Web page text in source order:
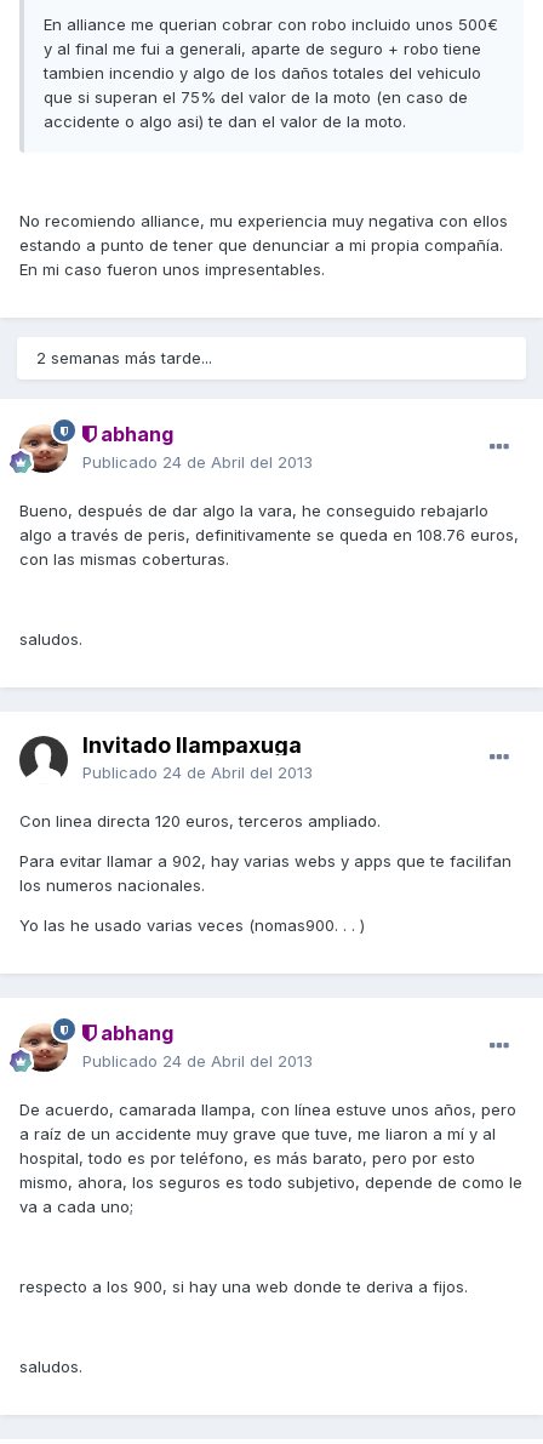
En alliance me querian cobrar con robo incluido unos 500€
y al final me fui a generali, aparte de seguro + robo tiene
tambien incendio y algo de los daños totales del vehiculo
que si superan el 75% del valor de la moto (en caso de
accidente o algo asi) te dan el valor de la moto.
No recomiendo alliance, mu experiencia muy negativa con ellos
estando a punto de tener que denunciar a mi propia compañía.
En mi caso fueron unos impresentables.
2 semanas más tarde...
abhang
Publicado 24 de Abril del 2013
Bueno, después de dar algo la vara, he conseguido rebajarlo
algo a través de peris, definitivamente se queda en 108.76 euros,
con las mismas coberturas.
saludos.
Invitado llampaxuga
Publicado 24 de Abril del 2013
Con linea directa 120 euros, terceros ampliado.
Para evitar llamar a 902, hay varias webs y apps que te facilifan
los numeros nacionales.
Yo las he usado varias veces (nomas900. . . )
abhang
Publicado 24 de Abril del 2013
De acuerdo, camarada llampa, con línea estuve unos años, pero
a raíz de un accidente muy grave que tuve, me liaron a mí y al
hospital, todo es por teléfono, es más barato, pero por esto
mismo, ahora, los seguros es todo subjetivo, depende de como le
va a cada uno;
respecto a los 900, si hay una web donde te deriva a fijos.
saludos.